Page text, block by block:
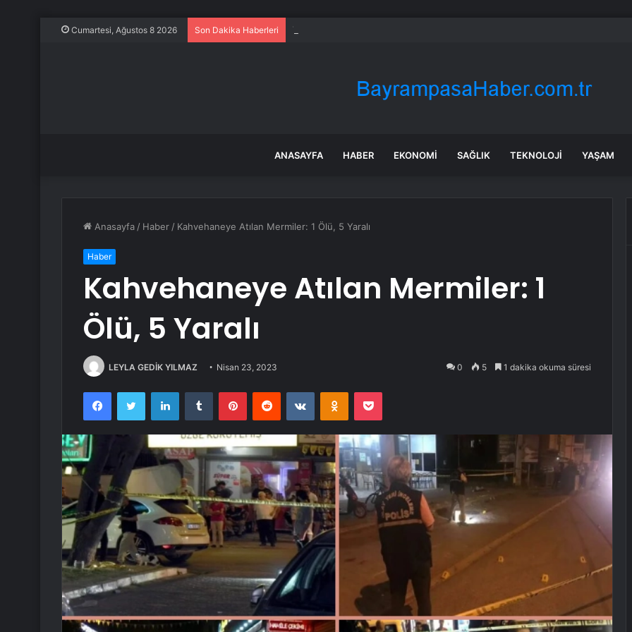
Cumartesi, Ağustos 8 2026 Son Dakika Haberleri Trump: Şi ve Putin İran’a silah satmayacaklarını söyledi
ANASAYFA HABER EKONOMI SAĞLIK TEKNOLOJI YAŞAM
Anasayfa / Haber / Kahvehaneye Atılan Mermiler: 1 Ölü, 5 Yaralı
Haber
Kahvehaneye Atılan Mermiler: 1
Ölü, 5 Yaralı
LEYLA GEDİK YILMAZ Nisan 23, 2023 0 5 1 dakika okuma süresi
FacebookTwitter LinkedInTumblr PinterestReddit VKontakteOdnoklassniki
Pocket